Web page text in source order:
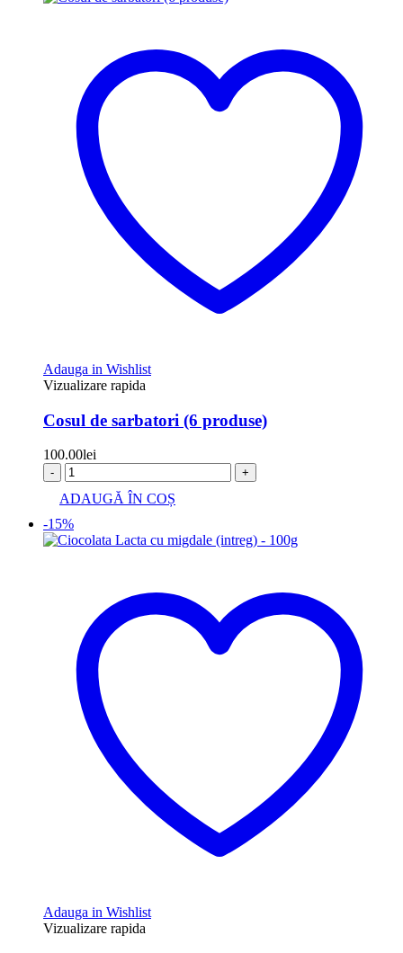
Adauga in Wishlist
Vizualizare rapida
Cosul de sarbatori (6 produse)
100.00lei
- +
ADAUGĂ ÎN COȘ
-15%
Adauga in Wishlist
Vizualizare rapida